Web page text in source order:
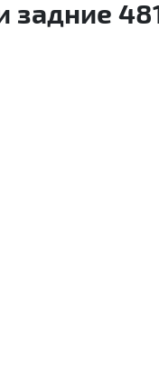
задние